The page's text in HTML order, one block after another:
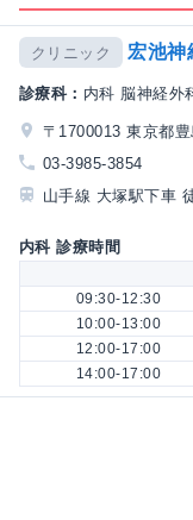
クリニック 宏池神
診療科： 内科 脳神経外
〒1700013 東京都
03-3985-3854
山手線 大塚駅下車
内科 診療時間
09:30-12:30
10:00-13:00
12:00-17:00
14:00-17:00